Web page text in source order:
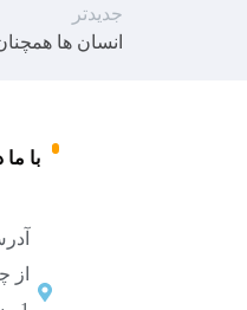
جدیدتر
انسان ها
با
از